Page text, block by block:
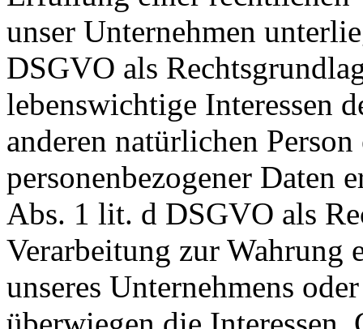
unser Unternehmen
DSGVO als
lebenswichtige Interessen
anderen natürlichen
personenbezogener Daten
Abs. 1 lit. d DSGVO als
Verarbeitung zur Wahrung
unseres Unternehmens